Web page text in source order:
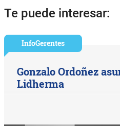
Te puede interesar:
InfoGerentes
Gonzalo Ordoñez
Lidherma